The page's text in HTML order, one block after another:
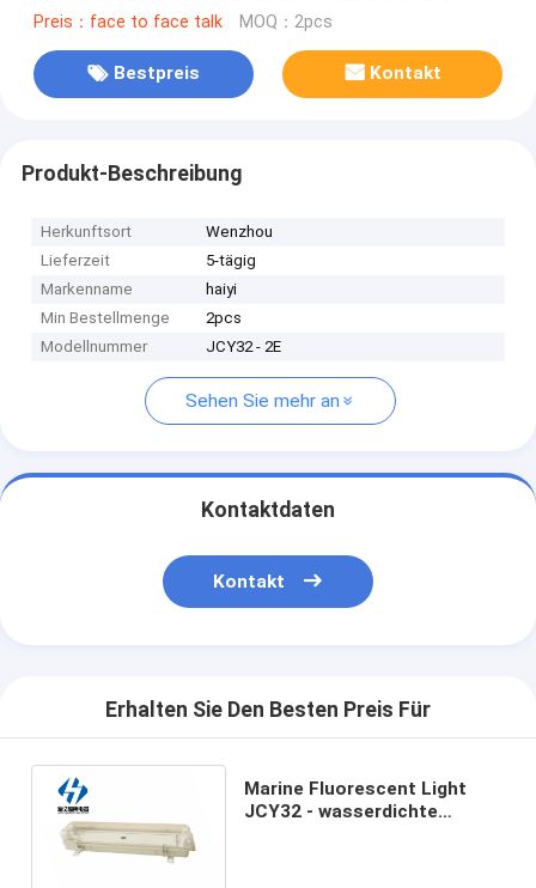
Notfall
Preis：face to face talk MOQ：2pcs
Bestpreis Kontakt
Produkt-Beschreibung
Herkunftsort
Wenzhou
Lieferzeit
5-tägig
Markenname
haiyi
Min Bestellmenge
2pcs
Modellnummer
JCY32 - 2E
Sehen Sie mehr an
Kontaktdaten
Kontakt
Erhalten Sie Den Besten Preis Für
Marine Fluorescent Light
JCY32 - wasserdichte